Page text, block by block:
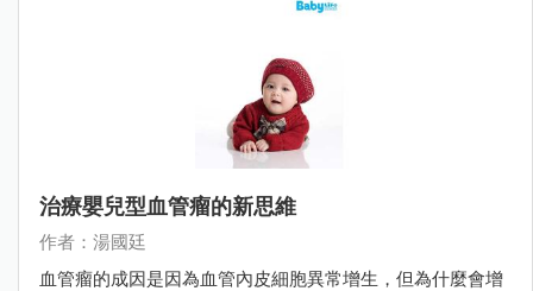
治療嬰兒型血管瘤的新思維
作者：湯國廷
血管瘤的成因是因為血管內皮細胞異常增生，但為什麼會增